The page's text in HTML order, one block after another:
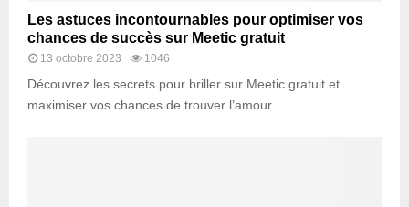
Les astuces incontournables pour optimiser vos
chances de succès sur Meetic gratuit
13 octobre 2023 1046
Découvrez les secrets pour briller sur Meetic gratuit et
maximiser vos chances de trouver l’amour...